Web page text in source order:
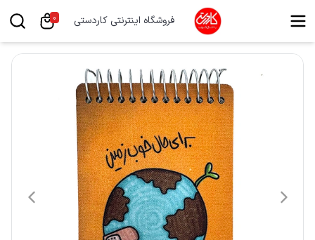
فروشگاه اینترنتی کاردستی 0